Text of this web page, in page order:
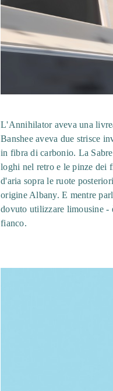
L'Annihilator aveva una
Banshee aveva due strisce
in fibra di carbonio. La
loghi nel retro e le pinze dei
d'aria sopra le ruote
origine Albany. E mentre
dovuto utilizzare limousine -
fianco.